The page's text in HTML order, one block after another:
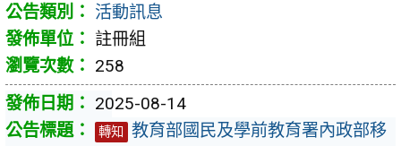
活動訊息
註冊組
258
2025-08-14
轉知
教育部國民及學前教育署內政部移